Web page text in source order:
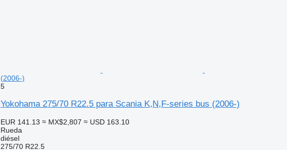
(2006-)
5
Yokohama 275/70 R22.5 para Scania K,N,F-series bus (2006-)
EUR 141.13 ≈ MX$2,807 ≈ USD 163.10
Rueda
diésel
275/70 R22.5